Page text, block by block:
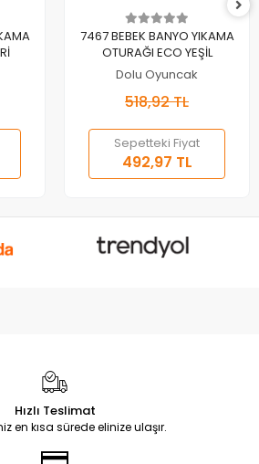
Sepete Ekle
7467 BEBEK BANYO YIKAMA
OTURAĞI ECO YEŞİL
Dolu Oyuncak
518,92 TL
Sepetteki Fiyat
492,97 TL
Hızlı Teslimat
en kısa sürede elinize ulaşır.